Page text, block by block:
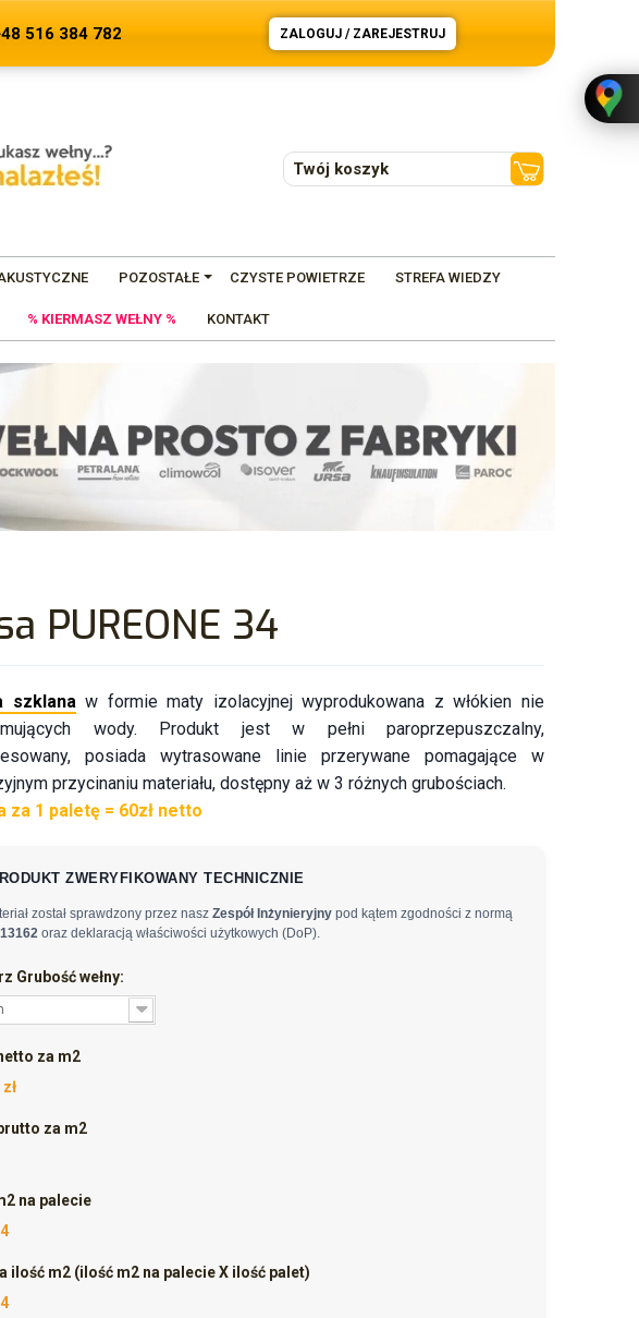
516 384 782 ZALOGUJ / ZAREJESTRUJ
Twój koszyk
POZOSTAŁE CZYSTE POWIETRZE STREFA WIEDZY
% KIERMASZ WEŁNY % KONTAKT
PUREONE 34
szklana w formie maty izolacyjnej wyprodukowana z włókien nie
wody. Produkt jest w pełni paroprzepuszczalny,
posiada wytrasowane linie przerywane pomagające w
przycinaniu materiału, dostępny aż w 3 różnych grubościach.
za 1 paletę = 60zł netto
ZWERYFIKOWANY TECHNICZNIE
został sprawdzony przez nasz Zespół Inżynieryjny pod kątem zgodności z normą
oraz deklaracją właściwości użytkowych (DoP).
Grubość wełny:
za m2
za m2
na palecie
ilość m2 (ilość m2 na palecie X ilość palet)